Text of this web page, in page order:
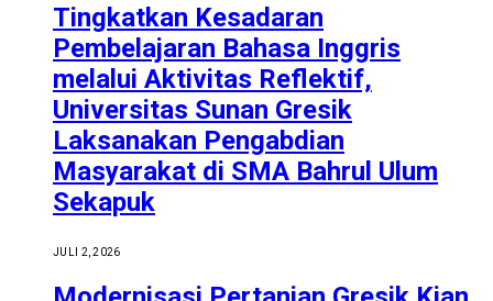
Tingkatkan Kesadaran
Pembelajaran Bahasa Inggris
melalui Aktivitas Reflektif,
Universitas Sunan Gresik
Laksanakan Pengabdian
Masyarakat di SMA Bahrul Ulum
Sekapuk
JULI 2, 2026